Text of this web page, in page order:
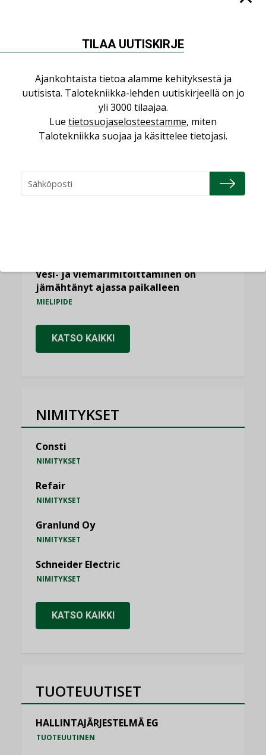
NÄKÖKULMIA
Puheista tekoihin – uusin teknologia
käyttöön kiinteistöissä
Sähköistäminen säästää euroja
Yli miljoona kotia on vailla toimivaa
ilmanvaihtoa
KOLUMNI
Vesi- ja viemärimitoittaminen on
jämähtänyt ajassa paikalleen
MIELIPIDE
KATSO KAIKKI
NIMITYKSET
Consti
NIMITYKSET
Refair
NIMITYKSET
Granlund Oy
NIMITYKSET
Schneider Electric
NIMITYKSET
KATSO KAIKKI
TUOTEUUTISET
HALLINTAJÄRJESTELMÄ EG
TUOTEUUTINEN
TILAA UUTISKIRJE
Ajankohtaista tietoa alamme kehityksestä ja
uutisista. Talotekniikka-lehden uutiskirjeellä on jo
yli 3000 tilaajaa.
Lue tietosuojaselosteestamme, miten
Talotekniikka suojaa ja käsittelee tietojasi.